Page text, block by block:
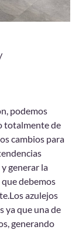
podemos
totalmente de
cambios para
generar la
debemos
azulejos
ya que una de
generando